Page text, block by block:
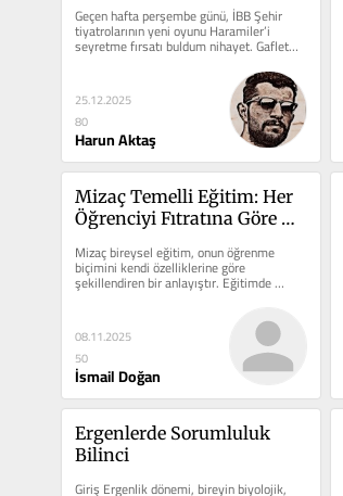
Geçen hafta perşembe günü, İBB Şehir
tiyatrolarının yeni oyunu Haramiler’i
seyretme fırsatı buldum nihayet. Gaflet…
25.12.2025
80
Harun Aktaş
Mizaç Temelli Eğitim: Her
Öğrenciyi Fıtratına Göre
Mizaç bireysel eğitim, onun öğrenme
biçimini kendi özelliklerine göre
şekillendiren bir anlayıştır. Eğitimde
bireysel krediler…
08.11.2025
50
İsmail Doğan
Ergenlerde Sorumluluk
Bilinci
Giriş Ergenlik dönemi, bireyin biyolojik,